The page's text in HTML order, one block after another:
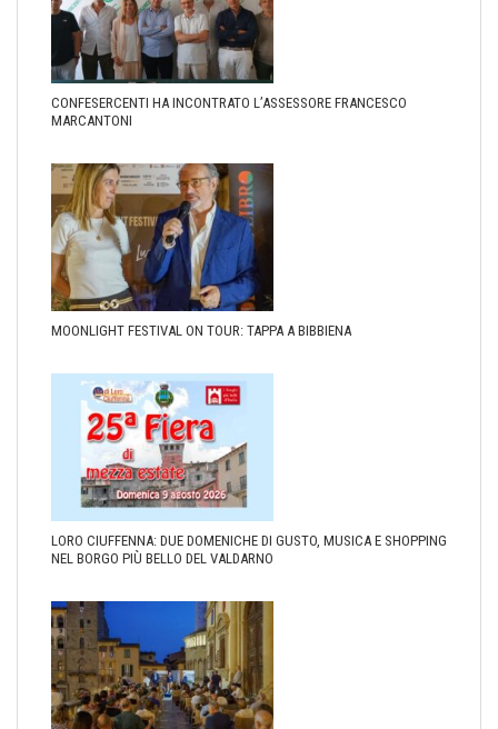
CONFESERCENTI HA INCONTRATO L’ASSESSORE FRANCESCO
MARCANTONI
MOONLIGHT FESTIVAL ON TOUR: TAPPA A BIBBIENA
LORO CIUFFENNA: DUE DOMENICHE DI GUSTO, MUSICA E SHOPPING
NEL BORGO PIÙ BELLO DEL VALDARNO